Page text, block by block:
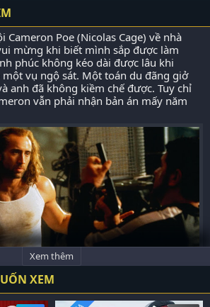
Cameron Poe (Nicolas Cage) về nhà
mừng khi biết mình sắp được làm
phúc không kéo dài được lâu khi
vụ ngộ sát. Một toán du đãng giở
anh đã không kiềm chế được. Tuy chỉ
vẫn phải nhận bản án mấy năm
Xem thêm
XEM